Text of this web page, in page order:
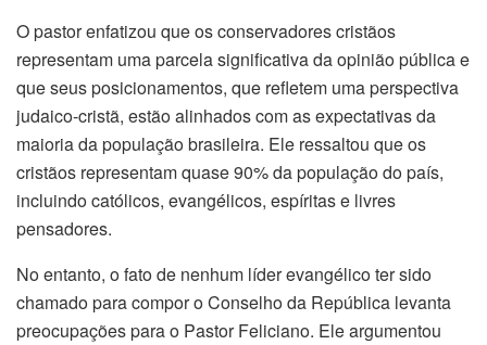
O pastor enfatizou que os conservadores cristãos
representam uma parcela significativa da opinião pública e
que seus posicionamentos, que refletem uma perspectiva
judaico-cristã, estão alinhados com as expectativas da
maioria da população brasileira. Ele ressaltou que os
cristãos representam quase 90% da população do país,
incluindo católicos, evangélicos, espíritas e livres
pensadores.
No entanto, o fato de nenhum líder evangélico ter sido
chamado para compor o Conselho da República levanta
preocupações para o Pastor Feliciano. Ele argumentou